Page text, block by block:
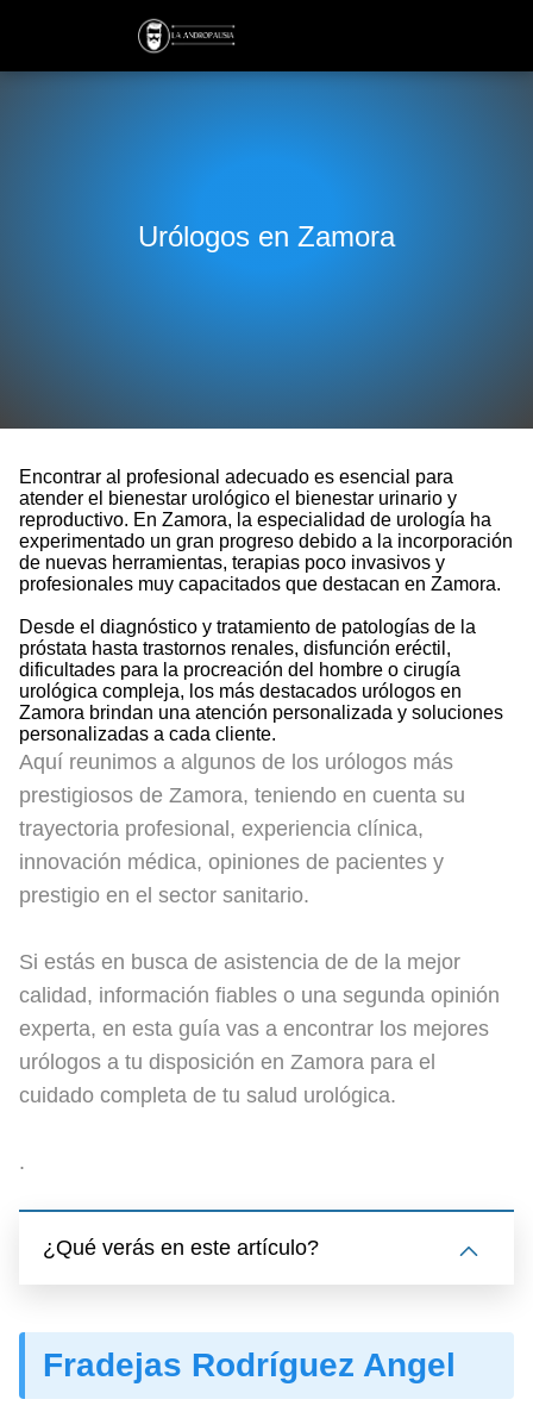
Urólogos en Zamora
Encontrar al profesional adecuado es esencial para
atender el bienestar urológico el bienestar urinario y
reproductivo. En Zamora, la especialidad de urología ha
experimentado un gran progreso debido a la incorporación
de nuevas herramientas, terapias poco invasivos y
profesionales muy capacitados que destacan en Zamora.
Desde el diagnóstico y tratamiento de patologías de la
próstata hasta trastornos renales, disfunción eréctil,
dificultades para la procreación del hombre o cirugía
urológica compleja, los más destacados urólogos en
Zamora brindan una atención personalizada y soluciones
personalizadas a cada cliente.
Aquí reunimos a algunos de los urólogos más
prestigiosos de Zamora, teniendo en cuenta su
trayectoria profesional, experiencia clínica,
innovación médica, opiniones de pacientes y
prestigio en el sector sanitario.
Si estás en busca de asistencia de de la mejor
calidad, información fiables o una segunda opinión
experta, en esta guía vas a encontrar los mejores
urólogos a tu disposición en Zamora para el
cuidado completa de tu salud urológica.
.
¿Qué verás en este artículo?
Fradejas Rodríguez Angel